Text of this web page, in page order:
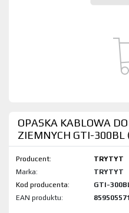
OPASKA KABLOWA
ZIEMNYCH GTI-300BL
Producent:
TRYTYT
Marka:
TRYTYT
Kod produktu:
GTI-
EAN produktu: